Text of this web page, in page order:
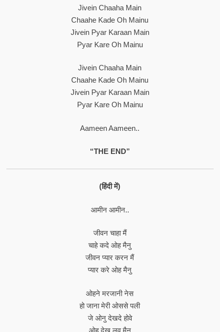
Jivein Chaaha Main
Chaahe Kade Oh Mainu
Jivein Pyar Karaan Main
Pyar Kare Oh Mainu
Jivein Chaaha Main
Chaahe Kade Oh Mainu
Jivein Pyar Karaan Main
Pyar Kare Oh Mainu
Aameen Aameen..
“THE END”
(हिंदी में)
आमीन आमीन..
जीवन चाहा मैं
चाहे कदे ओह मैनु
जीवन प्यार करन मैं
प्यार करे ओह मैनु
ओहने मरजानी नेस
हो जाना मेरी ओससे पली
जे ओनु देखदे होवे
ओह देख लव मैनु